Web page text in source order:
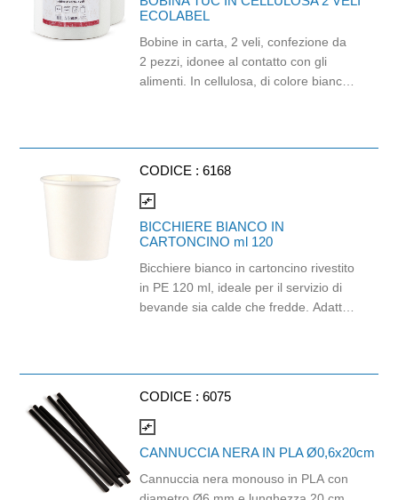
ECOLABEL
Bobine in carta, 2 veli, confezione da
2 pezzi, idonee al contatto con gli
alimenti. In cellulosa, di colore bianco
CODICE : 6168
compare_arrows
BICCHIERE BIANCO IN
CARTONCINO ml 120
Bicchiere bianco in cartoncino rivestito
in PE 120 ml, ideale per il servizio di
bevande sia calde che fredde. Adatto
ristorazione veloce. Riciclabile nella
carta. Utilizzare con bevande a
temperatura massima 70°C per
massimo 2 ore o 90°C per massimo
15 minuti. Non utilizzare in forno
CODICE : 6075
compare_arrows
CANNUCCIA NERA IN PLA Ø0,6x20cm
Cannuccia nera monouso in PLA con